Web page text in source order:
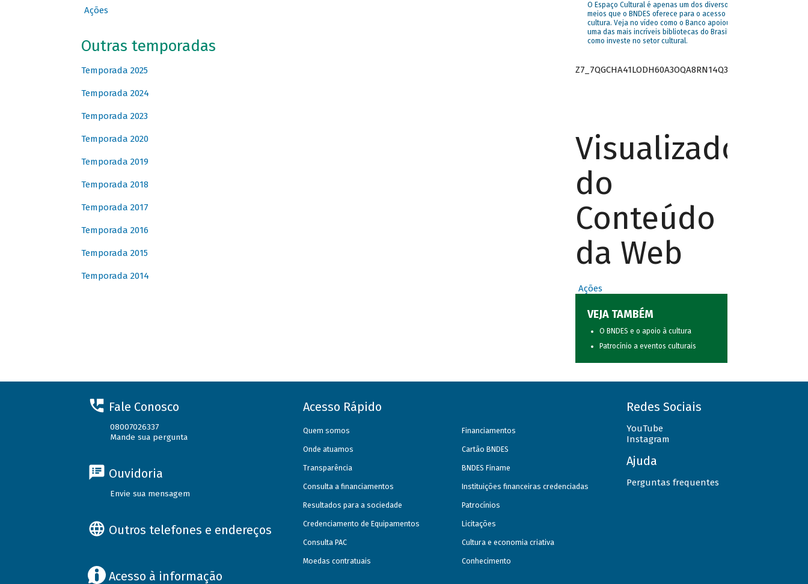
Ações
Outras temporadas
Temporada 2025
Temporada 2024
Temporada 2023
Temporada 2020
Temporada 2019
Temporada 2018
Temporada 2017
Temporada 2016
Temporada 2015
Temporada 2014
O Espaço Cultural é apenas um dos diversos
meios que o BNDES oferece para o acesso à
cultura. Veja no vídeo como o Banco apoiou
uma das mais incríveis bibliotecas do Brasil e
como investe no setor cultural.
Z7_7QGCHA41LODH60A3OQA8RN14Q3
Visualizador
do
Conteúdo
da Web
Ações
VEJA TAMBÉM
O BNDES e o apoio à cultura
Patrocínio a eventos culturais
Fale Conosco
08007026337
Mande sua pergunta
Ouvidoria
Envie sua mensagem
Outros telefones e endereços
Acesso à informação
Acesso Rápido
Quem somos
Onde atuamos
Transparência
Consulta a financiamentos
Resultados para a sociedade
Credenciamento de Equipamentos
Consulta PAC
Moedas contratuais
Financiamentos
Cartão BNDES
BNDES Finame
Instituições financeiras credenciadas
Patrocínios
Licitações
Cultura e economia criativa
Conhecimento
Redes Sociais
YouTube
Instagram
Ajuda
Perguntas frequentes